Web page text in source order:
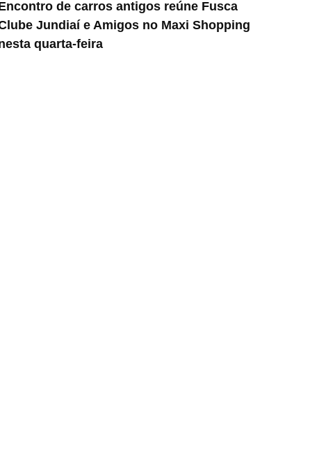
de carros antigos reúne Fusca
Jundiaí e Amigos no Maxi Shopping
quarta-feira